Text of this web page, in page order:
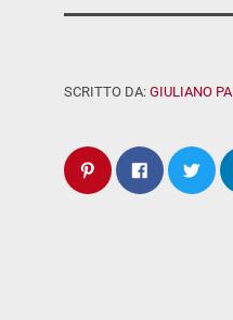
SCRITTO DA: GIULIANO